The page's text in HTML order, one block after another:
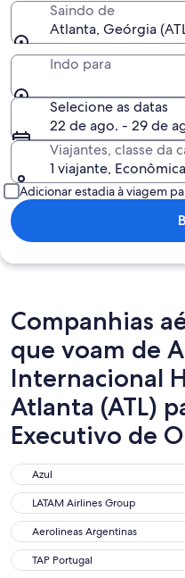
Saindo de
Atlanta, Geórgia
Indo para
Selecione as datas
22 de ago. - 29 de
Viajantes, classe da
1 viajante, Econômica
Adicionar estadia à viagem
Companhias
que voam de
Internacional
Atlanta (ATL)
Executivo de
Azul
Azul
LATAM Airlines Group
LATAM Airlines Group
Aerolineas Argentinas
Aerolineas Argentinas
TAP Portugal
TAP Portugal